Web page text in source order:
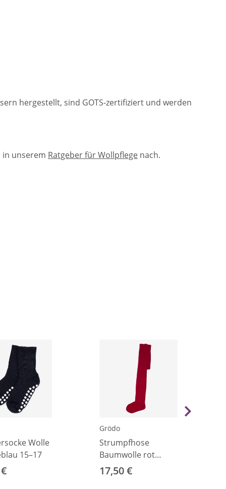
hergestellt, sind GOTS-zertifiziert und werden
in unserem Ratgeber für Wollpflege nach.
Wolle
15–17
Grödo
Strumpfhose
Baumwolle rot
92/98
17,50 €